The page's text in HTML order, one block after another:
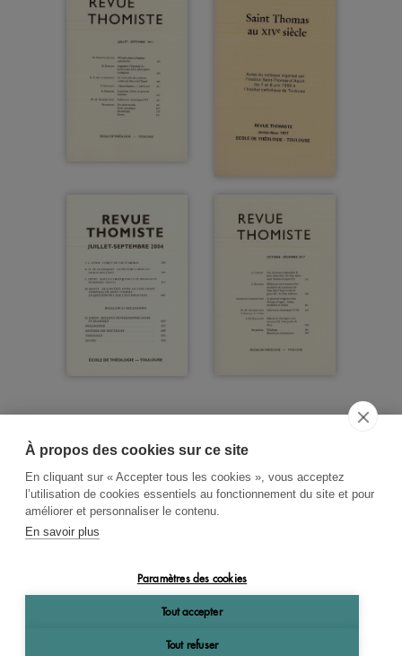
À propos des cookies sur ce site
En cliquant sur « Accepter tous les cookies », vous acceptez
l’utilisation de cookies essentiels au fonctionnement du site et pour
améliorer et personnaliser le contenu.
En savoir plus
Paramètres des cookies
Tout accepter
Tout refuser
RECHERCHE THÉMATIQUE
OK